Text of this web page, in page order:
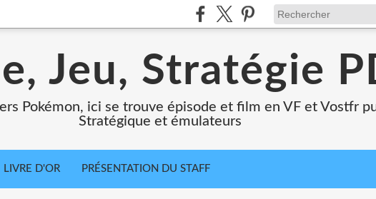
Jeu, Stratégie
Pokémon, ici se trouve épisode et film en VF et Vostfr
Stratégique et émulateurs
LIVRE D'OR PRÉSENTATION DU STAFF